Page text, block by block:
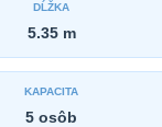
DĹŽKA
5.35 m
KAPACITA
5 osôb